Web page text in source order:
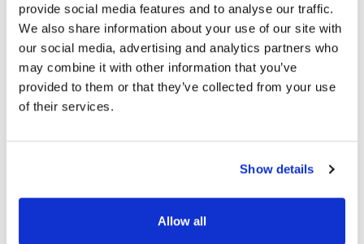
provide social media features and to analyse our traffic.
We also share information about your use of our site with
our social media, advertising and analytics partners who
may combine it with other information that you’ve
provided to them or that they’ve collected from your use
of their services.
Show details
Allow all
Baseline Creation Within
Hours